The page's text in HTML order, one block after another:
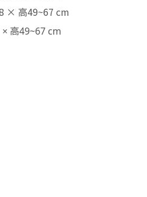
× 高49~67 cm
高49~67 cm